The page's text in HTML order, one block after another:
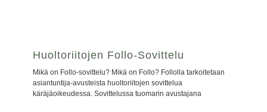
Huoltoriitojen Follo-Sovittelu
Mikä on Follo-sovittelu? Mikä on Follo? Follolla tarkoitetaan
asiantuntija-avusteista huoltoriitojen sovittelua
käräjäoikeudessa. Sovittelussa tuomarin avustajana